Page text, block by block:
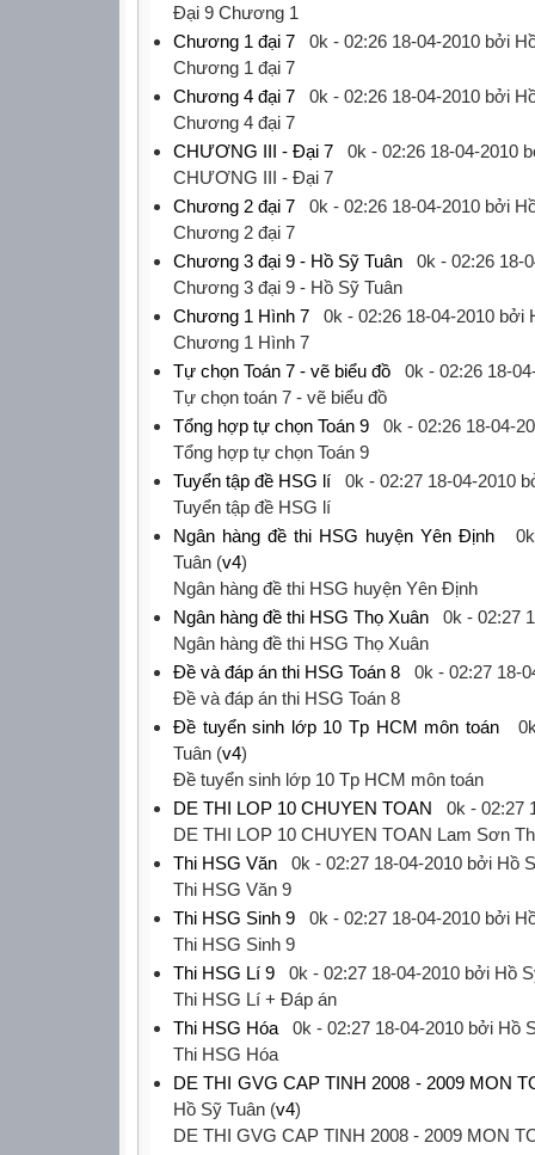
‎Đại 9 Chương 1‎
Chương 1 đại 7
0k - 02:26 18-04-2010 bởi
‎Chương 1 đại 7‎
Chương 4 đại 7
0k - 02:26 18-04-2010 bởi
‎Chương 4 đại 7‎
CHƯƠNG III - Đại 7
0k - 02:26 18-04-2010
‎CHƯƠNG III - Đại 7‎
Chương 2 đại 7
0k - 02:26 18-04-2010 bởi
‎Chương 2 đại 7‎
Chương 3 đại 9 - Hồ Sỹ Tuân
0k - 02:26 18-
‎Chương 3 đại 9 - Hồ Sỹ Tuân‎
Chương 1 Hình 7
0k - 02:26 18-04-2010 bởi
‎Chương 1 Hình 7‎
Tự chọn Toán 7 - vẽ biểu đồ
0k - 02:26 18-
‎Tự chọn toán 7 - vẽ biểu đồ‎
Tổng hợp tự chọn Toán 9
0k - 02:26 18-04-
‎Tổng hợp tự chọn Toán 9‎
Tuyển tập đề HSG lí
0k - 02:27 18-04-2010
‎Tuyển tập đề HSG lí‎
Ngân hàng đề thi HSG huyện Yên Định
Tuân (v4)
‎Ngân hàng đề thi HSG huyện Yên Định‎
Ngân hàng đề thi HSG Thọ Xuân
0k - 02:27
‎Ngân hàng đề thi HSG Thọ Xuân‎
Đề và đáp án thi HSG Toán 8
0k - 02:27 18-
‎Đề và đáp án thi HSG Toán 8‎
Đề tuyển sinh lớp 10 Tp HCM môn toán
Tuân (v4)
‎Đề tuyển sinh lớp 10 Tp HCM môn toán‎
DE THI LOP 10 CHUYEN TOAN
0k - 02:27
‎DE THI LOP 10 CHUYEN TOAN Lam Sơn
Thi HSG Văn
0k - 02:27 18-04-2010 bởi Hồ
‎Thi HSG Văn 9‎
Thi HSG Sinh 9
0k - 02:27 18-04-2010 bởi
‎Thi HSG Sinh 9‎
Thi HSG Lí 9
0k - 02:27 18-04-2010 bởi Hồ
‎Thi HSG Lí + Đáp án‎
Thi HSG Hóa
0k - 02:27 18-04-2010 bởi Hồ
‎Thi HSG Hóa‎
DE THI GVG CAP TINH 2008 - 2009 MON
Hồ Sỹ Tuân (v4)
‎DE THI GVG CAP TINH 2008 - 2009 MON